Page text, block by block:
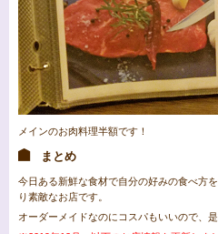
メインのお肉料理半額です！
まとめ
今日ある新鮮な食材で自分の好みの食べ方
り素敵なお店です。
オーダーメイドなのにコスパもいいので、